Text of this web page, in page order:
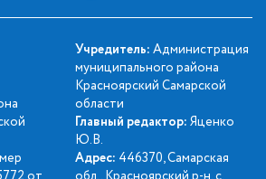
Учредитель: Администрация
муниципального района
Красноярский Самарской
области
Главный редактор: Яценко
Ю.В.
Адрес: 446370, Самарская